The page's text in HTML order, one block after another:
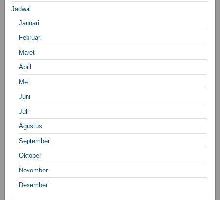
Jadwal
Januari
Februari
Maret
April
Mei
Juni
Juli
Agustus
September
Oktober
November
Desember